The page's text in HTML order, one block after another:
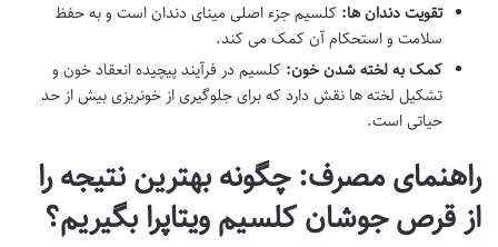
تقویت دندان ها: کلسیم جزء اصلی مینای دندان است و به حفظ
سلامت و استحکام آن کمک می کند.
کمک به لخته شدن خون: کلسیم در فرآیند پیچیده انعقاد خون و
تشکیل لخته ها نقش دارد که برای جلوگیری از خونریزی بیش از حد
حیاتی است.
راهنمای مصرف: چگونه بهترین نتیجه را
از قرص جوشان کلسیم ویتاپرا بگیریم؟